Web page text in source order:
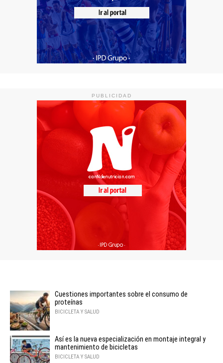
PUBLICIDAD
Cuestiones importantes sobre el consumo de
proteínas
BICICLETA Y SALUD
Así es la nueva especialización en montaje integral y
mantenimiento de bicicletas
BICICLETA Y SALUD